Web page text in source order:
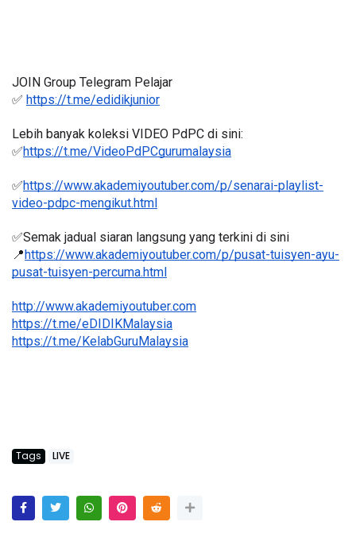
JOIN Group Telegram Pelajar
✅ https://t.me/edidikjunior
Lebih banyak koleksi VIDEO PdPC di sini:
✅https://t.me/VideoPdPCgurumalaysia
✅https://www.akademiyoutuber.com/p/senarai-playlist-
video-pdpc-mengikut.html
✅Semak jadual siaran langsung yang terkini di sini
📍https://www.akademiyoutuber.com/p/pusat-tuisyen-ayu-
pusat-tuisyen-percuma.html
http://www.akademiyoutuber.com
https://t.me/eDIDIKMalaysia
https://t.me/KelabGuruMalaysia
Tags LIVE